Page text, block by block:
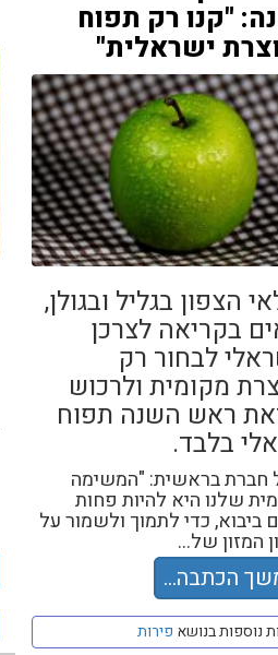
"קנו רק תפוח
ישראלית"
הצפון בגליל ובגולן,
בקריאה לצרכן
לבחור רק
מקומית ולרכוש
ראש השנה תפוח
בלבד.
חברת בראשית: "המשימה
שלנו היא להיות פחות
ביבוא, כדי לתמוך ולשמור על
המזון של...
הכתבה...
נוספות בנושא פירות